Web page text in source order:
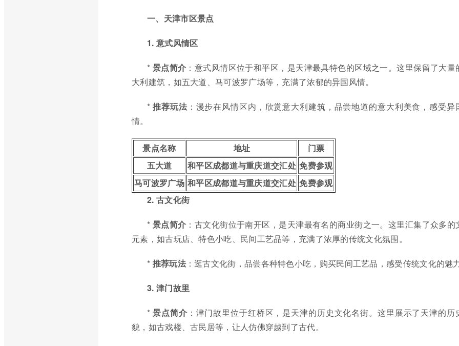
一、天津市区景点
1. 意式风情区
* 景点简介 ：意式风情区位于和平区，是天津最具特色的区域之一。这里保留了大量
大利建筑，如五大道、马可波罗广场等，充满了浓郁的异国风情。
*推荐玩法 ：漫步在风情区内，欣赏意大利建筑，品尝地道的意大利美食，感受异
情。
景点名称 地址
门票
五大道
和平区成都道与重庆道交汇处 免费参观
马可波罗广场 和平区成都道与重庆道交汇处 免费参观
2. 古文化街
* 景点简介 ：古文化街位于南开区，是天津最有名的商业街之一。这里汇集了众多的
元素，如古玩店、特色小吃、民间工艺品等，充满了浓厚的传统文化氛围。
* 推荐玩法：逛古文化街，品尝各种特色小吃，购买民间工艺品，感受传统文化的魅
3. 津门故里
*景点简介 ：津门故里位于红桥区，是天津的历史文化名街。这里展示了天津的历
貌，如古戏楼、古民居等，让人仿佛穿越到了古代。